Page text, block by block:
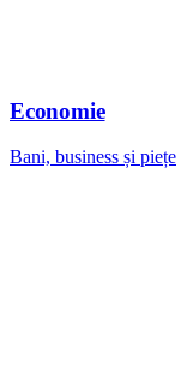
Economie
Bani, business și piețe